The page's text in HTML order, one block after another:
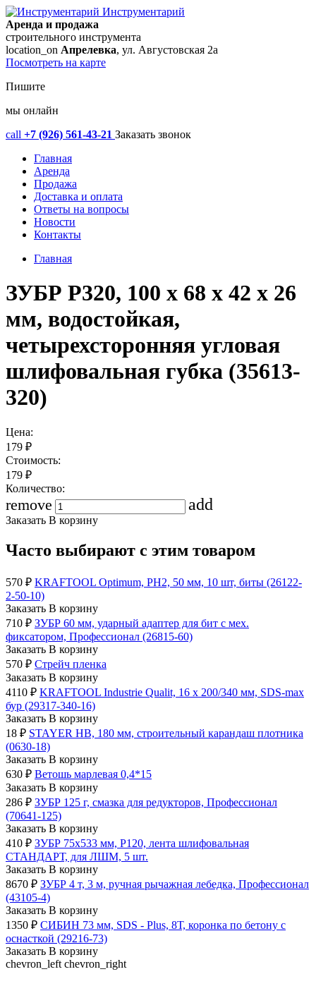
Инструментарий
Аренда и продажа
строительного инструмента
location_on Апрелевка, ул. Августовская 2а
Посмотреть на карте
Пишите
мы онлайн
call +7 (926) 561-43-21 Заказать звонок
Главная
Аренда
Продажа
Доставка и оплата
Ответы на вопросы
Новости
Контакты
Главная
ЗУБР Р320, 100 х 68 х 42 х 26
мм, водостойкая,
четырехсторонняя угловая
шлифовальная губка (35613-
320)
Цена:
179 ₽
Стоимость:
179 ₽
Количество:
remove add
Заказать В корзину
Часто выбирают с этим товаром
570 ₽ KRAFTOOL Optimum, PH2, 50 мм, 10 шт, биты (26122-
2-50-10)
Заказать В корзину
710 ₽ ЗУБР 60 мм, ударный адаптер для бит с мех.
фиксатором, Профессионал (26815-60)
Заказать В корзину
570 ₽ Стрейч пленка
Заказать В корзину
4110 ₽ KRAFTOOL Industrie Qualit, 16 x 200/340 мм, SDS-max
бур (29317-340-16)
Заказать В корзину
18 ₽ STAYER HB, 180 мм, строительный карандаш плотника
(0630-18)
Заказать В корзину
630 ₽ Ветошь марлевая 0,4*15
Заказать В корзину
286 ₽ ЗУБР 125 г, смазка для редукторов, Профессионал
(70641-125)
Заказать В корзину
410 ₽ ЗУБР 75х533 мм, P120, лента шлифовальная
СТАНДАРТ, для ЛШМ, 5 шт.
Заказать В корзину
8670 ₽ ЗУБР 4 т, 3 м, ручная рычажная лебедка, Профессионал
(43105-4)
Заказать В корзину
1350 ₽ СИБИН 73 мм, SDS - Plus, 8Т, коронка по бетону с
оснасткой (29216-73)
Заказать В корзину
chevron_left chevron_right